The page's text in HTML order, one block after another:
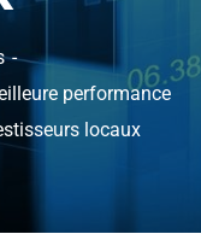
performance
locaux